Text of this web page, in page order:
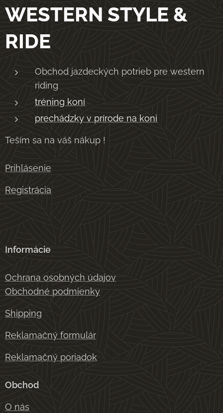
WESTERN STYLE &
RIDE
Obchod jazdeckých potrieb pre western
riding
tréning koní
prechádzky v prírode na koni
Teším sa na váš nákup !
Prihlásenie
Registrácia
Informácie
Ochrana osobných údajov
Obchodné podmienky
Shipping
Reklamačný formulár
Reklamačný poriadok
Obchod
O nás